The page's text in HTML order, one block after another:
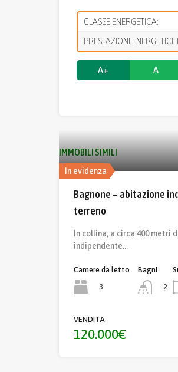
CLASSE ENERGETICA:
PRESTAZIONI
A+ A
IMMOBILI SIMILI
In evidenza
Bagnone – abitazione
terreno
In collina, a circa 400
indipendente…
Camere da letto
3
Bagni
2
VENDITA
120.000€